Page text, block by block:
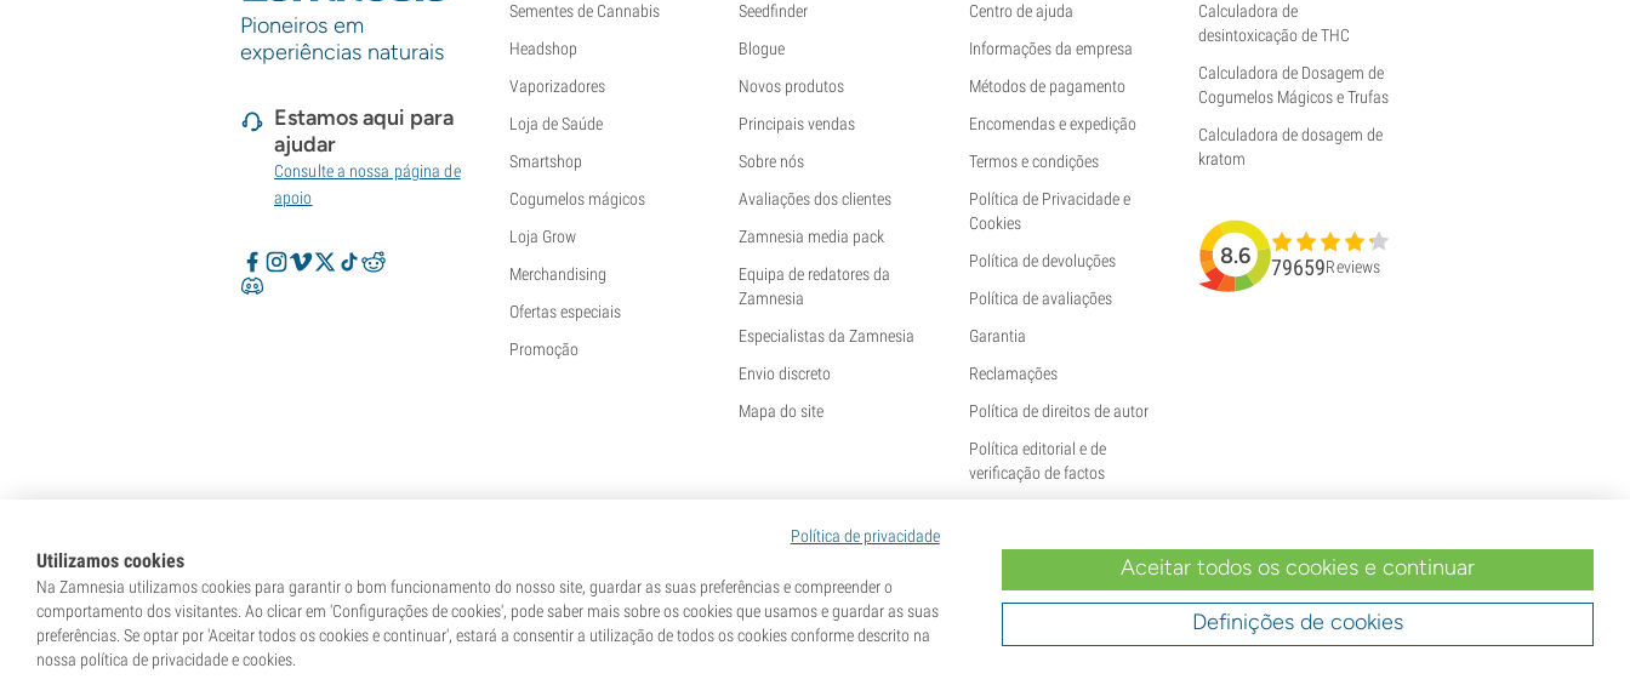
Pioneiros em
experiências naturais
Estamos aqui para
ajudar
Consulte a nossa página de
apoio
Sementes de Cannabis
Headshop
Vaporizadores
Loja de Saúde
Smartshop
Cogumelos mágicos
Loja Grow
Merchandising
Ofertas especiais
Promoção
Seedfinder
Blogue
Novos produtos
Principais vendas
Sobre nós
Avaliações dos clientes
Zamnesia media pack
Equipa de redatores da
Zamnesia
Especialistas da Zamnesia
Envio discreto
Mapa do site
Centro de ajuda
Informações da empresa
Métodos de pagamento
Encomendas e expedição
Termos e condições
Política de Privacidade e
Cookies
Política de devoluções
Política de avaliações
Garantia
Reclamações
Política de direitos de autor
Política editorial e de
verificação de factos
Calculadora de
desintoxicação de THC
Calculadora de Dosagem de
Cogumelos Mágicos e Trufas
Calculadora de dosagem de
kratom
8.6 79659Reviews
Política de privacidade
Utilizamos cookies
Na Zamnesia utilizamos cookies para garantir o bom funcionamento do nosso site, guardar as suas preferências e compreender o
comportamento dos visitantes. Ao clicar em 'Configurações de cookies', pode saber mais sobre os cookies que usamos e guardar as suas
preferências. Se optar por 'Aceitar todos os cookies e continuar', estará a consentir a utilização de todos os cookies conforme descrito na
nossa política de privacidade e cookies.
Aceitar todos os cookies e continuar
Definições de cookies